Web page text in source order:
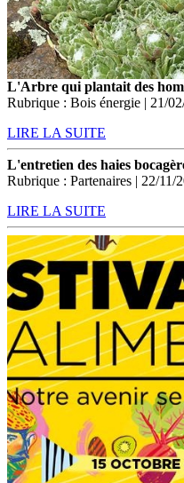
L'Arbre qui plantait des
Rubrique : Bois énergie | 21/
LIRE LA SUITE
L'entretien des haies
Rubrique : Partenaires | 22/11/
LIRE LA SUITE